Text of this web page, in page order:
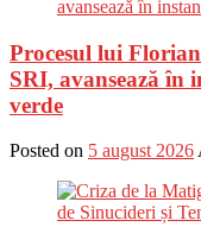
Procesul lui
SRI, avansează în
verde
Posted on 5 august 2026